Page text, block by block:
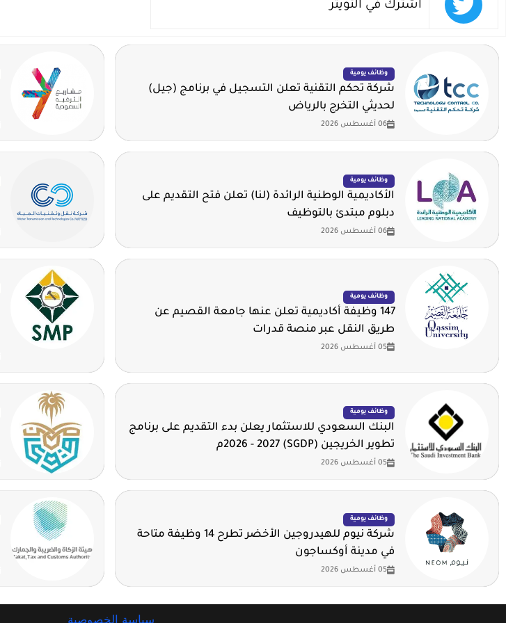
اشترك في التويتر
وظائف يومية
شركة تحكم التقنية تعلن التسجيل في برنامج (جيل)
لحديثي التخرج بالرياض
06 أغسطس 2026
وظائف يومية
الأكاديمية الوطنية الرائدة (لنا) تعلن فتح التقديم على
دبلوم مبتدئ بالتوظيف
06 أغسطس 2026
وظائف يومية
147 وظيفة أكاديمية تعلن عنها جامعة القصيم عن
طريق النقل عبر منصة قدرات
05 أغسطس 2026
وظائف يومية
البنك السعودي للاستثمار يعلن بدء التقديم على برنامج
تطوير الخريجين (SGDP) 2026 - 2027م
05 أغسطس 2026
وظائف يومية
شركة نيوم للهيدروجين الأخضر تطرح 14 وظيفة متاحة
في مدينة أوكساجون
05 أغسطس 2026
سياسة الخصوصية